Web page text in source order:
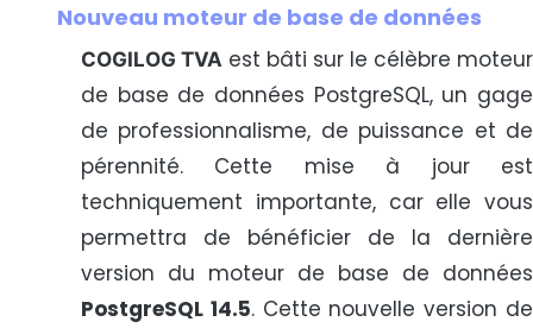
Nouveau moteur de base de données
COGILOG TVA est bâti sur le célèbre moteur
de base de données PostgreSQL, un gage
de professionnalisme, de puissance et de
pérennité. Cette mise à jour est
techniquement importante, car elle vous
permettra de bénéficier de la dernière
version du moteur de base de données
PostgreSQL 14.5. Cette nouvelle version de